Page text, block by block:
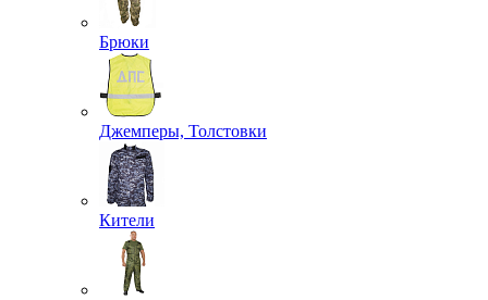
Брюки
Джемперы, Толстовки
Кители